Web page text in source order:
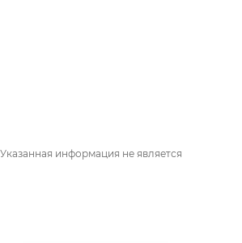
информация не является